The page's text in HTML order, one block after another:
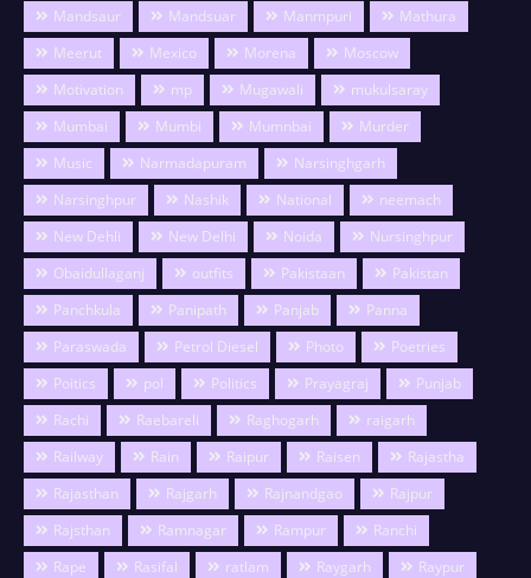
Mandsaur
Mandsuar Manmpuri
Mathura
Meerut
Mexico Morena
Moscow
Motivation
mp Mugawali
mukulsaray
Mumbai
Mumbi Mumnbai
Murder
Music
Narmadapuram
Narsinghgarh
Narsinghpur
Nashik National
neemach
New Dehli
New Delhi Noida
Nursinghpur
Obaidullaganj
outfits Pakistaan
Pakistan
Panchkula
Panipath Panjab
Panna
Paraswada
Petrol Diesel Photo
Poetries
Poitics
pol Politics Prayagraj
Punjab
Rachi
Raebareli Raghogarh
raigarh
Railway
Rain Raipur Raisen
Rajastha
Rajasthan
Rajgarh Rajnandgao
Rajpur
Rajsthan
Ramnagar Rampur
Ranchi
Rape
Rasifal ratlam Raygarh
Raypur